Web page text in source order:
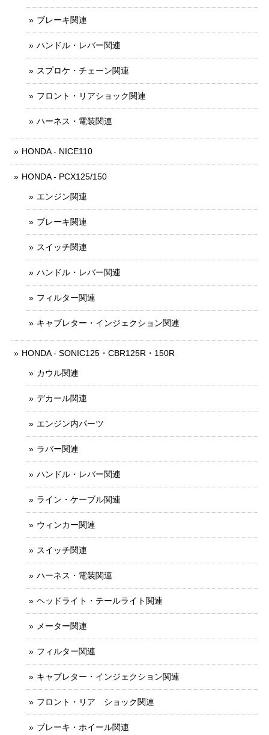
ブレーキ関連
ハンドル・レバー関連
スプロケ・チェーン関連
フロント・リアショック関連
ハーネス・電装関連
HONDA - NICE110
HONDA - PCX125/150
エンジン関連
ブレーキ関連
スイッチ関連
ハンドル・レバー関連
フィルター関連
キャブレター・インジェクション関連
HONDA - SONIC125・CBR125R・150R
カウル関連
デカール関連
エンジン内パーツ
ラバー関連
ハンドル・レバー関連
ライン・ケーブル関連
ウィンカー関連
スイッチ関連
ハーネス・電装関連
ヘッドライト・テールライト関連
メーター関連
フィルター関連
キャブレター・インジェクション関連
フロント・リア ショック関連
ブレーキ・ホイール関連